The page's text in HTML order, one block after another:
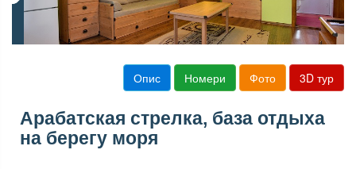
Опис Номери Фото 3D тур
Арабатская стрелка, база отдыха
на берегу моря